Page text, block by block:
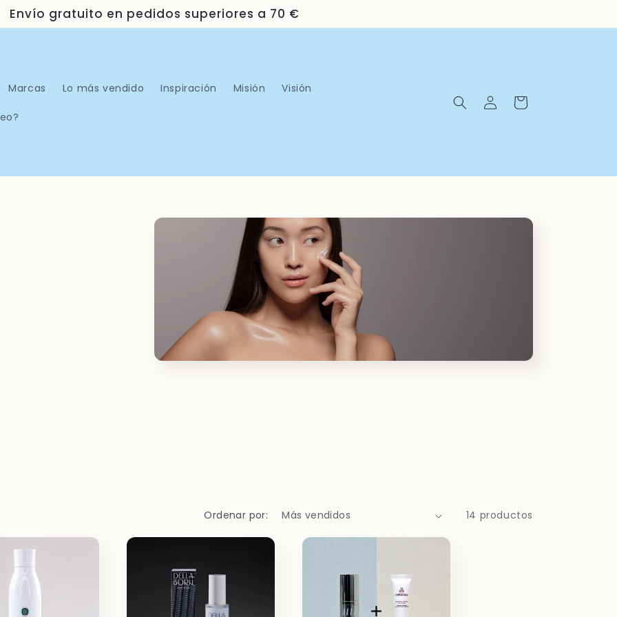
Envío gratuito en pedidos superiores a 70 €
Marcas Lo más vendido Inspiración Misión Visión
Iniciar
sesión
Carrito
Ordenar por: 14 productos